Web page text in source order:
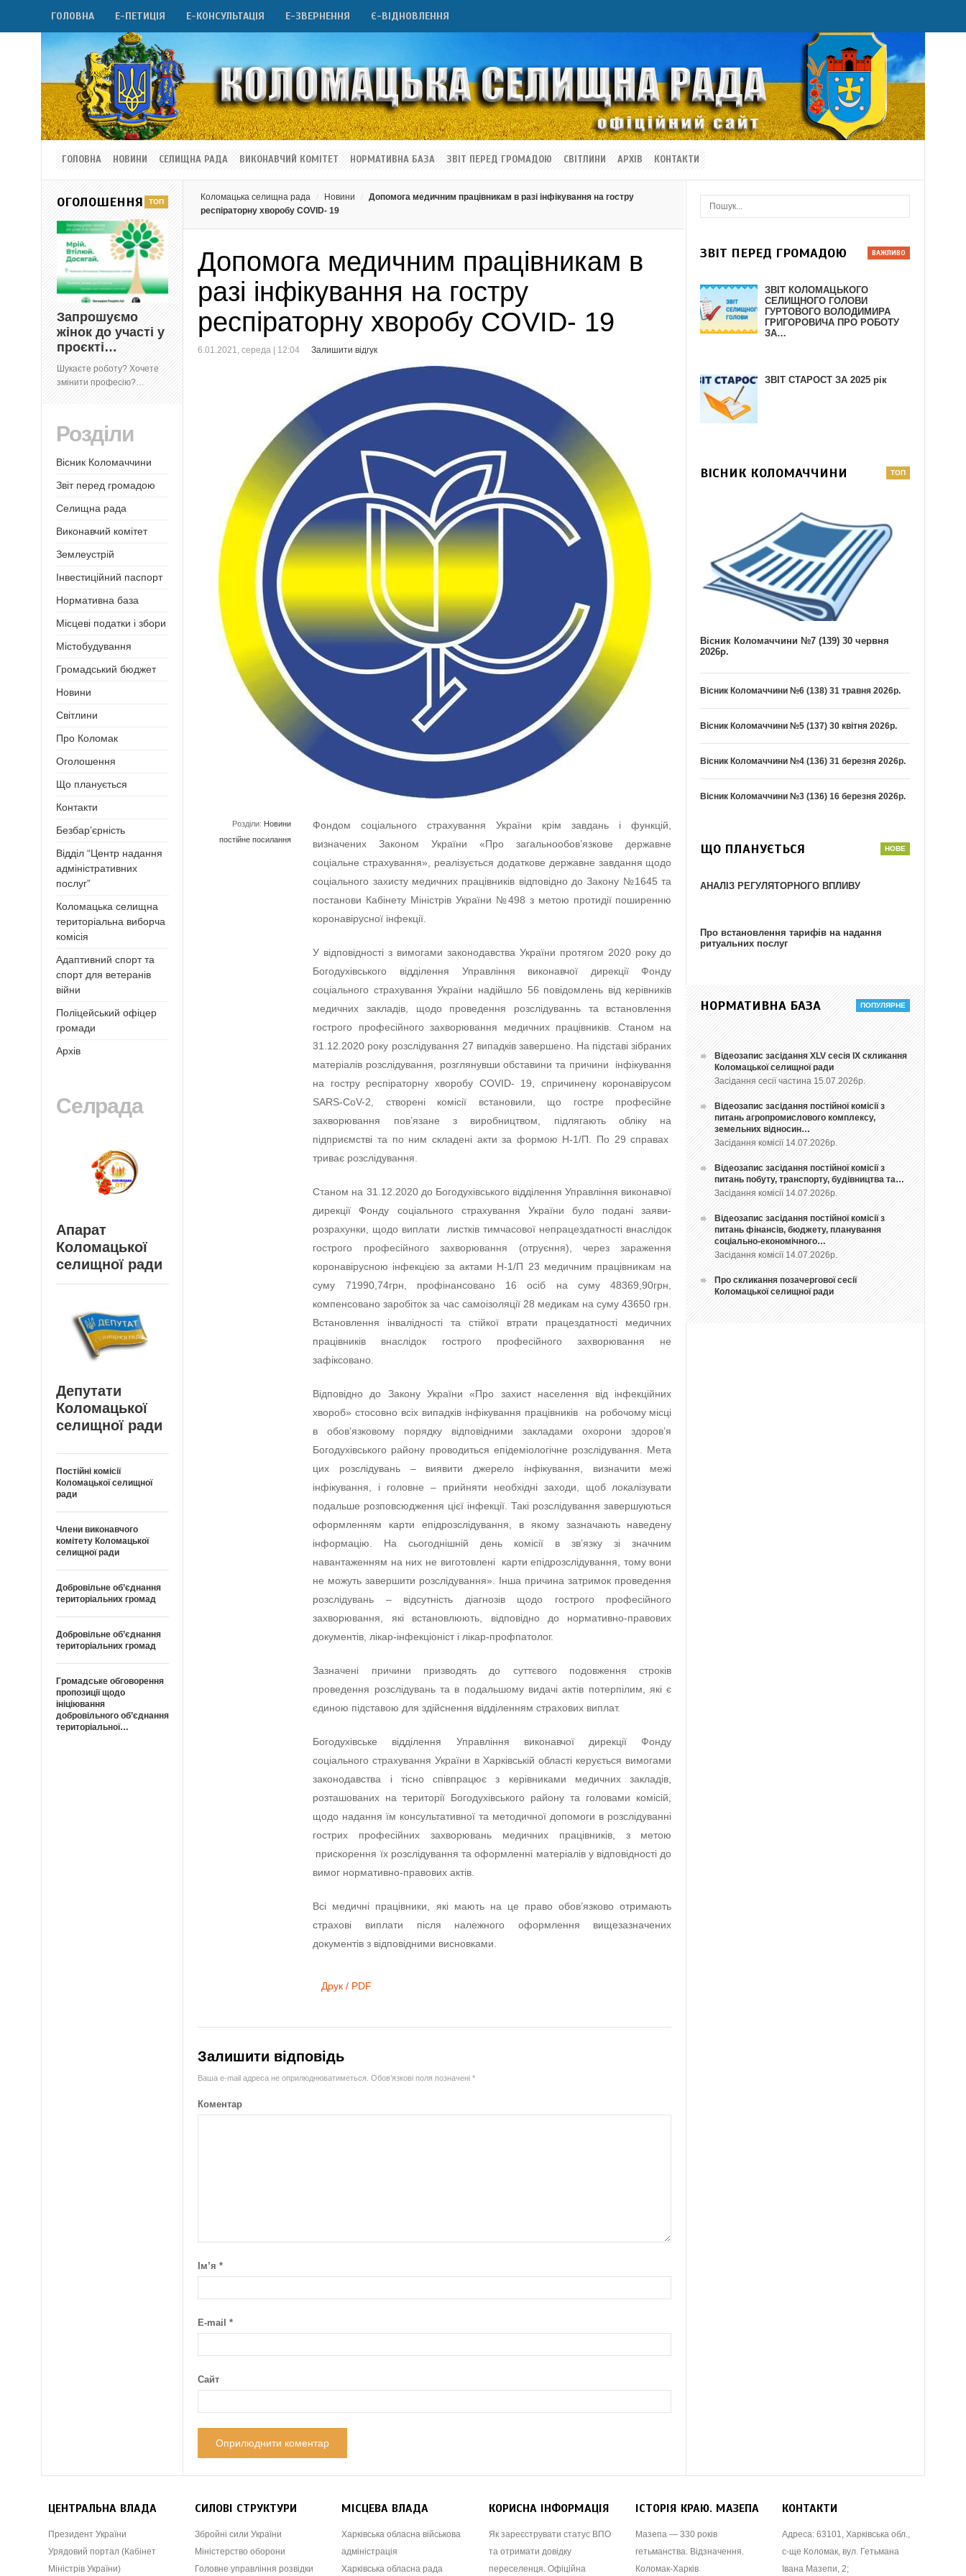
ГОЛОВНА Е-ПЕТИЦІЯ Е-КОНСУЛЬТАЦІЯ Е-ЗВЕРНЕННЯ Є-ВІДНОВЛЕННЯ
ГОЛОВНА НОВИНИ СЕЛИЩНА РАДА ВИКОНАВЧИЙ КОМІТЕТ НОРМАТИВНА БАЗА ЗВІТ ПЕРЕД ГРОМАДОЮ СВІТЛИНИ АРХІВ КОНТАКТИ
Коломацька селищна рада Новини
Допомога медичним працівникам в разі інфікування на гостру
респіраторну хворобу COVID- 19
Допомога медичним працівникам в
разі інфікування на гостру
респіраторну хворобу COVID- 19
6.01.2021, середа | 12:04 Залишити відгук
Розділи: Новини
постійне посилання
Фондом соціального страхування України крім завдань і функцій,
визначених Законом України «Про загальнообов’язкове державне
соціальне страхування», реалізується додаткове державне завдання щодо
соціального захисту медичних працівників відповідно до Закону №1645 та
постанови Кабінету Міністрів України №498 з метою протидії поширенню
коронавірусної інфекції.
У відповідності з вимогами законодавства України протягом 2020 року до
Богодухівського відділення Управління виконавчої дирекції Фонду
соціального страхування України надійшло 56 повідомлень від керівників
медичних закладів, щодо проведення розслідуваннь та встановлення
гострого професійного захворювання медичних працівників. Станом на
31.12.2020 року розслідування 27 випадків завершено. На підставі зібраних
матеріалів розслідування, розглянувши обставини та причини інфікування
на гостру респіраторну хворобу COVID- 19, спричинену коронавірусом
SARS-CoV-2, створені комісії встановили, що гостре професійне
захворювання пов’язане з виробництвом, підлягають обліку на
підприємстві та по ним складені акти за формою Н-1/П. По 29 справах
триває розслідування.
Станом на 31.12.2020 до Богодухівського відділення Управління виконавчої
дирекції Фонду соціального страхування України було подані заяви-
розрахунки, щодо виплати листків тимчасової непрацездатності внаслідок
гострого професійного захворювання (отруєння), через зараження
коронавірусною інфекцією за актами Н-1/П 23 медичним працівникам на
суму 71990,74грн, профінансовано 16 осіб на суму 48369,90грн,
компенсовано заробіток за час самоізоляції 28 медикам на суму 43650 грн.
Встановлення інвалідності та стійкої втрати працездатності медичних
працівників внаслідок гострого професійного захворювання не
зафіксовано.
Відповідно до Закону України «Про захист населення від інфекційних
хвороб» стосовно всіх випадків інфікування працівників на робочому місці
в обов’язковому порядку відповідними закладами охорони здоров’я
Богодухівського району проводиться епідеміологічне розслідування. Мета
цих розслідувань – виявити джерело інфікування, визначити межі
інфікування, і головне – прийняти необхідні заходи, щоб локалізувати
подальше розповсюдження цієї інфекції. Такі розслідування завершуються
оформленням карти епідрозслідування, в якому зазначають наведену
інформацію. На сьогоднішній день комісії в зв’язку зі значним
навантаженням на них не виготовлені карти епідрозслідування, тому вони
не можуть завершити розслідування». Інша причина затримок проведення
розслідувань – відсутність діагнозів щодо гострого професійного
захворювання, які встановлюють, відповідно до нормативно-правових
документів, лікар-інфекціоніст і лікар-профпатолог.
Зазначені причини призводять до суттєвого подовження строків
проведення розслідувань та в подальшому видачі актів потерпілим, які є
єдиною підставою для здійснення відділенням страхових виплат.
Богодухівське відділення Управління виконавчої дирекції Фонду
соціального страхування України в Харківській області керується вимогами
законодавства і тісно співпрацює з керівниками медичних закладів,
розташованих на території Богодухівського району та головами комісій,
щодо надання їм консультативної та методичної допомоги в розслідуванні
гострих професійних захворювань медичних працівників, з метою
прискорення їх розслідування та оформленні матеріалів у відповідності до
вимог нормативно-правових актів.
Всі медичні працівники, які мають на це право обов’язково отримають
страхові виплати після належного оформлення вищезазначених
документів з відповідними висновками.
Друк / PDF
Залишити відповідь
Ваша e-mail адреса не оприлюднюватиметься. Обов’язкові поля позначені*
Коментар
Ім’я*
E-mail*
Сайт
ОГОЛОШЕННЯ
Запрошуємо
жінок до участі у
проєкті…
Шукаєте роботу? Хочете
змінити професію?…
Розділи
Вісник Коломаччини
Звіт перед громадою
Селищна рада
Виконавчий комітет
Землеустрій
Інвестиційний паспорт
Нормативна база
Місцеві податки і збори
Містобудування
Громадський бюджет
Новини
Світлини
Про Коломак
Оголошення
Що планується
Контакти
Безбар’єрність
Відділ “Центр надання
адміністративних
послуг”
Коломацька селищна
територіальна виборча
комісія
Адаптивний спорт та
спорт для ветеранів
війни
Поліцейський офіцер
громади
Архів
Селрада
Апарат
Коломацької
селищної ради
Депутати
Коломацької
селищної ради
Постійні комісії
Коломацької селищної
ради
Члени виконавчого
комітету Коломацької
селищної ради
Добровільне об’єднання
територіальних громад
Добровільне об’єднання
територіальних громад
Громадське обговорення
пропозиції щодо
ініціювання
добровільного об’єднання
територіальної…
ЗВІТ ПЕРЕД ГРОМАДОЮ
ЗВІТ КОЛОМАЦЬКОГО
СЕЛИЩНОГО ГОЛОВИ
ГУРТОВОГО ВОЛОДИМИРА
ГРИГОРОВИЧА ПРО РОБОТУ
ЗА…
ЗВІТ СТАРОСТ ЗА 2025 рік
ВІСНИК КОЛОМАЧЧИНИ
Вісник Коломаччини №7 (139) 30 червня
2026р.
Вісник Коломаччини №6 (138) 31 травня 2026р.
Вісник Коломаччини №5 (137) 30 квітня 2026р.
Вісник Коломаччини №4 (136) 31 березня 2026р.
Вісник Коломаччини №3 (136) 16 березня 2026р.
ЩО ПЛАНУЄТЬСЯ
АНАЛІЗ РЕГУЛЯТОРНОГО ВПЛИВУ
Про встановлення тарифів на надання
ритуальних послуг
НОРМАТИВНА БАЗА
Відеозапис засідання ХLV сесія ІХ скликання
Коломацької селищної ради
Засідання сесії частина 15.07.2026р.
Відеозапис засідання постійної комісії з
питань агропромислового комплексу,
земельних відносин…
Засідання комісії 14.07.2026р.
Відеозапис засідання постійної комісії з
питань побуту, транспорту, будівництва та…
Засідання комісії 14.07.2026р.
Відеозапис засідання постійної комісії з
питань фінансів, бюджету, планування
соціально-економічного…
Засідання комісії 14.07.2026р.
Про скликання позачергової сесії
Коломацької селищної ради
ЦЕНТРАЛЬНА ВЛАДА
Президент України
Урядовий портал (Кабінет
Міністрів України)
СИЛОВІ СТРУКТУРИ
Збройні сили України
Міністерство оборони
Головне управління розвідки
МІСЦЕВА ВЛАДА
Харківська обласна військова
адміністрація
Харківська обласна рада
КОРИСНА ІНФОРМАЦІЯ
Як зареєструвати статус ВПО
та отримати довідку
переселенця. Офіційна
ІСТОРІЯ КРАЮ. МАЗЕПА
Мазепа — 330 років
гетьманства. Відзначення.
Коломак-Харків
КОНТАКТИ
Адреса: 63101, Харківська обл.,
с-ще Коломак, вул. Гетьмана
Івана Мазепи, 2;